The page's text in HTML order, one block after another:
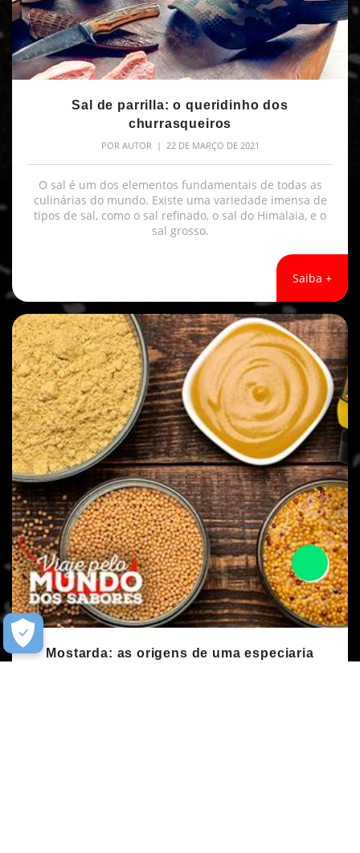
Sal de parrilla: o queridinho dos
churrasqueiros
POR AUTOR| 22 DE MARÇO DE 2021
O sal é um dos elementos fundamentais de todas as
culinárias do mundo. Existe uma variedade imensa de
tipos de sal, como o sal refinado, o sal do Himalaia, e o
sal grosso.
Saiba +
Mostarda: as origens de uma especiaria